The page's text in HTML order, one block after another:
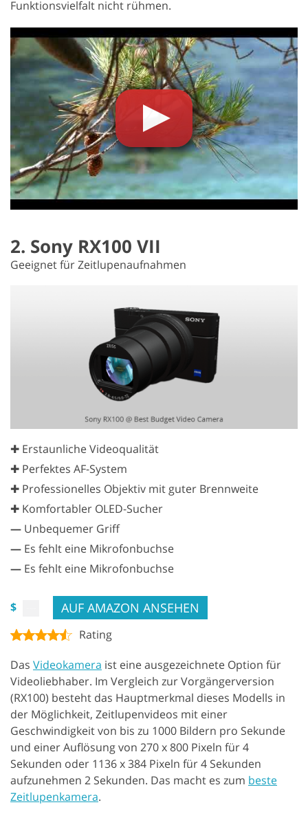
Funktionsvielfalt nicht rühmen.
2. Sony RX100 VII
Geeignet für Zeitlupenaufnahmen
✚ Erstaunliche Videoqualität
✚ Perfektes AF-System
✚ Professionelles Objektiv mit guter Brennweite
✚ Komfortabler OLED-Sucher
— Unbequemer Griff
— Es fehlt eine Mikrofonbuchse
— Es fehlt eine Mikrofonbuchse
$ AUF AMAZON ANSEHEN
Rating
Das Videokamera ist eine ausgezeichnete Option für
Videoliebhaber. Im Vergleich zur Vorgängerversion
(RX100) besteht das Hauptmerkmal dieses Modells in
der Möglichkeit, Zeitlupenvideos mit einer
Geschwindigkeit von bis zu 1000 Bildern pro Sekunde
und einer Auflösung von 270 x 800 Pixeln für 4
Sekunden oder 1136 x 384 Pixeln für 4 Sekunden
aufzunehmen 2 Sekunden. Das macht es zum beste
Zeitlupenkamera.